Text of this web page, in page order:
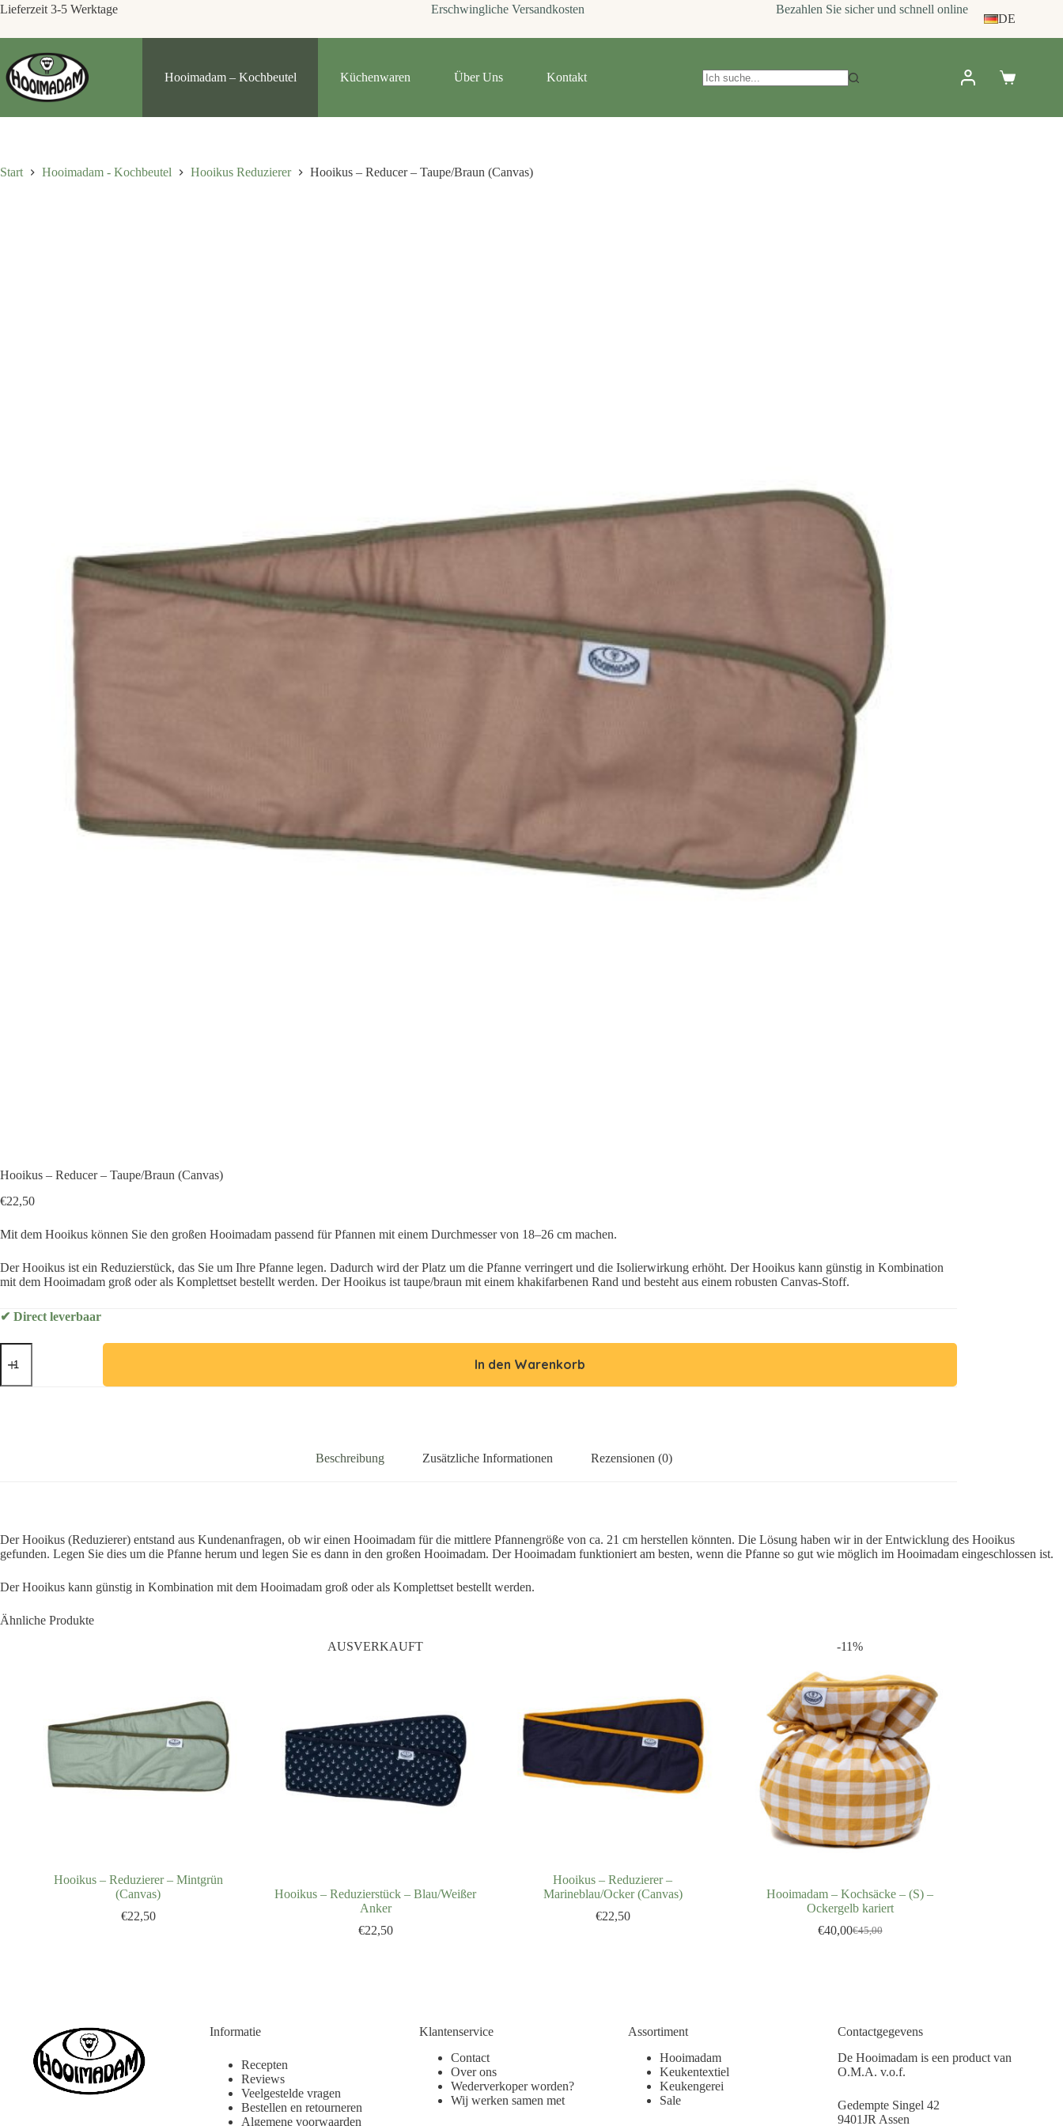
Lieferzeit 3-5 Werktage Erschwingliche Versandkosten Bezahlen Sie sicher und schnell online
DE
Hooimadam – Kochbeutel Küchenwaren Über Uns Kontakt
Start Hooimadam - Kochbeutel Hooikus Reduzierer Hooikus – Reducer – Taupe/Braun (Canvas)
Hooikus – Reducer – Taupe/Braun (Canvas)
€22,50
Mit dem Hooikus können Sie den großen Hooimadam passend für Pfannen mit einem Durchmesser von 18–26 cm machen.
Der Hooikus ist ein Reduzierstück, das Sie um Ihre Pfanne legen. Dadurch wird der Platz um die Pfanne verringert und die Isolierwirkung erhöht. Der Hooikus kann günstig in Kombination
mit dem Hooimadam groß oder als Komplettset bestellt werden. Der Hooikus ist taupe/braun mit einem khakifarbenen Rand und besteht aus einem robusten Canvas-Stoff.
✔ Direct leverbaar
In den Warenkorb
Beschreibung Zusätzliche Informationen Rezensionen (0)
Der Hooikus (Reduzierer) entstand aus Kundenanfragen, ob wir einen Hooimadam für die mittlere Pfannengröße von ca. 21 cm herstellen könnten. Die Lösung haben wir in der Entwicklung des Hooikus
gefunden. Legen Sie dies um die Pfanne herum und legen Sie es dann in den großen Hooimadam. Der Hooimadam funktioniert am besten, wenn die Pfanne so gut wie möglich im Hooimadam eingeschlossen ist.
Der Hooikus kann günstig in Kombination mit dem Hooimadam groß oder als Komplettset bestellt werden.
Ähnliche Produkte
Hooikus – Reduzierer – Mintgrün
(Canvas)
€22,50
AUSVERKAUFT
Hooikus – Reduzierstück – Blau/Weißer
Anker
€22,50
Hooikus – Reduzierer –
Marineblau/Ocker (Canvas)
€22,50
-11%
Hooimadam – Kochsäcke – (S) –
Ockergelb kariert
€45,00
€40,00
Informatie
Recepten
Reviews
Veelgestelde vragen
Bestellen en retourneren
Algemene voorwaarden
Klantenservice
Contact
Over ons
Wederverkoper worden?
Wij werken samen met
Assortiment
Hooimadam
Keukentextiel
Keukengerei
Sale
Contactgegevens
De Hooimadam is een product van
O.M.A. v.o.f.
Gedempte Singel 42
9401JR Assen